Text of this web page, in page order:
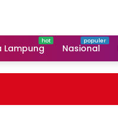
Lampung Nasional